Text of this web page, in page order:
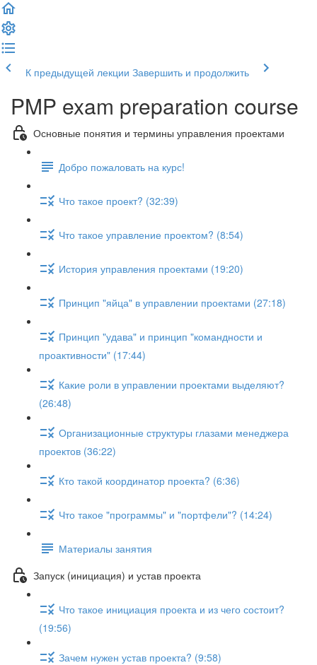
К предыдущей лекции Завершить и продолжить
PMP exam preparation course
Основные понятия и термины управления проектами
Добро пожаловать на курс!
Что такое проект? (32:39)
Что такое управление проектом? (8:54)
История управления проектами (19:20)
Принцип "яйца" в управлении проектами (27:18)
Принцип "удава" и принцип "командности и
проактивности" (17:44)
Какие роли в управлении проектами выделяют?
(26:48)
Организационные структуры глазами менеджера
проектов (36:22)
Кто такой координатор проекта? (6:36)
Что такое "программы" и "портфели"? (14:24)
Материалы занятия
Запуск (инициация) и устав проекта
Что такое инициация проекта и из чего состоит?
(19:56)
Зачем нужен устав проекта? (9:58)